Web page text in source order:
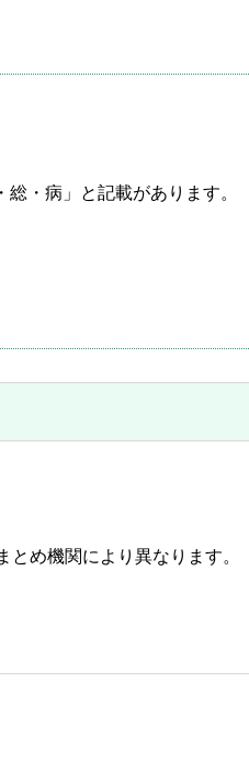
・病」と記載があります。
とめ機関により異なります。